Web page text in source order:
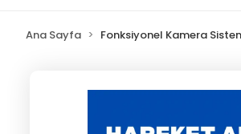
Ana Sayfa Fonksiyonel Kamera